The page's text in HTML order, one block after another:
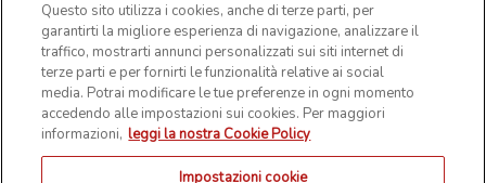
Questo sito utilizza i cookies, anche di terze parti, per
garantirti la migliore esperienza di navigazione, analizzare il
traffico, mostrarti annunci personalizzati sui siti internet di
terze parti e per fornirti le funzionalità relative ai social
media. Potrai modificare le tue preferenze in ogni momento
accedendo alle impostazioni sui cookies. Per maggiori
informazioni, leggi la nostra Cookie Policy
Impostazioni cookie